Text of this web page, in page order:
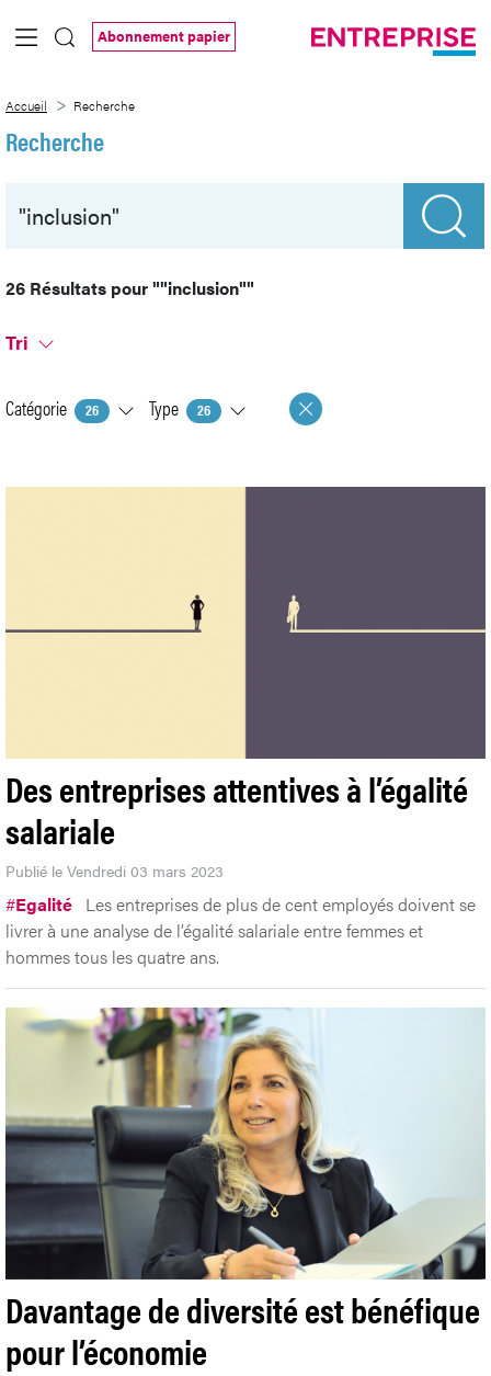
Saut au contenu principal
Abonnement papier
Accueil Recherche
Recherche
26 Résultats pour""inclusion""
Tri
Catégorie 26 Type 26
Des entreprises attentives à l’égalité
salariale
Publié le Vendredi 03 mars 2023
#Egalité Les entreprises de plus de cent employés doivent se
livrer à une analyse de l’égalité salariale entre femmes et
hommes tous les quatre ans.
Davantage de diversité est bénéfique
pour l’économie